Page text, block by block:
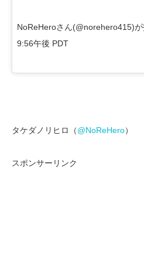
NoReHeroさん(@norehero415)
9:56午後 PDT
タケダノリヒロ（@NoReHero）
スポンサーリンク